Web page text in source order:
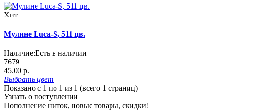
Хит
Мулине Luca-S, 511 цв.
Наличие:Есть в наличии
7679
45.00 р.
Выбрать цвет
Показано с 1 по 1 из 1 (всего 1 страниц)
Узнать о поступлении
Пополнение ниток, новые товары, скидки!